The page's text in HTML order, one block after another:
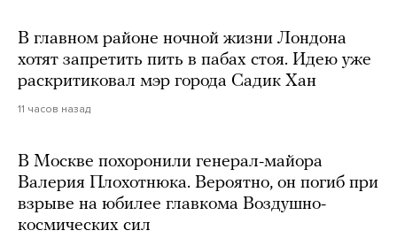
В главном районе ночной жизни Лондона
хотят запретить пить в пабах стоя. Идею уже
раскритиковал мэр города Садик Хан
11 часов назад
В Москве похоронили генерал-майора
Валерия Плохотнюка. Вероятно, он погиб при
взрыве на юбилее главкома Воздушно-
космических сил